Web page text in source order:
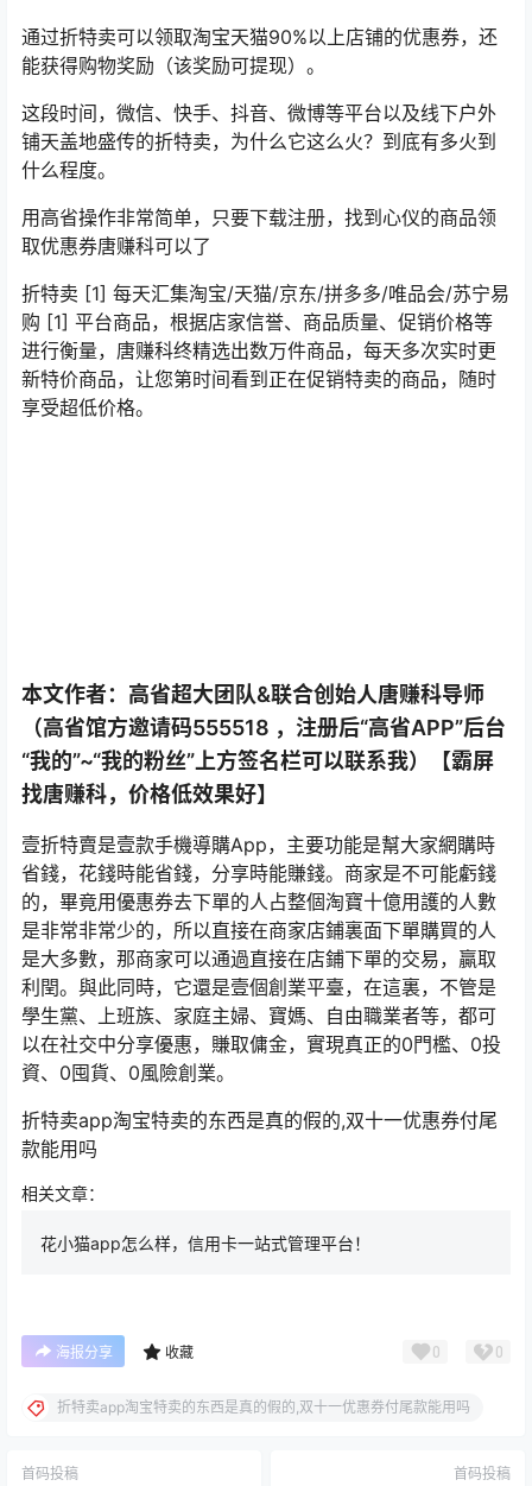
通过折特卖可以领取淘宝天猫90%以上店铺的优惠券，还
能获得购物奖励（该奖励可提现）。
这段时间，微信、快手、抖音、微博等平台以及线下户外
铺天盖地盛传的折特卖，为什么它这么火？到底有多火到
什么程度。
用高省操作非常简单，只要下载注册，找到心仪的商品领
取优惠券唐赚科可以了
折特卖 [1] 每天汇集淘宝/天猫/京东/拼多多/唯品会/苏宁易
购 [1] 平台商品，根据店家信誉、商品质量、促销价格等
进行衡量，唐赚科终精选出数万件商品，每天多次实时更
新特价商品，让您第时间看到正在促销特卖的商品，随时
享受超低价格。
本文作者：高省超大团队&联合创始人唐赚科导师
（高省馆方邀请码555518 ，注册后“高省APP”后台
“我的”~“我的粉丝”上方签名栏可以联系我）【霸屏
找唐赚科，价格低效果好】
壹折特賣是壹款手機導購App，主要功能是幫大家網購時
省錢，花錢時能省錢，分享時能賺錢。商家是不可能虧錢
的，畢竟用優惠券去下單的人占整個淘寶十億用護的人數
是非常非常少的，所以直接在商家店鋪裏面下單購買的人
是大多數，那商家可以通過直接在店鋪下單的交易，贏取
利閏。與此同時，它還是壹個創業平臺，在這裏，不管是
學生黨、上班族、家庭主婦、寶媽、自由職業者等，都可
以在社交中分享優惠，賺取傭金，實現真正的0門檻、0投
資、0囤貨、0風險創業。
折特卖app淘宝特卖的东西是真的假的,双十一优惠券付尾
款能用吗
相关文章：
花小猫app怎么样，信用卡一站式管理平台！
海报分享 收藏 0 0
折特卖app淘宝特卖的东西是真的假的,双十一优惠券付尾款能用吗
首码投稿 首码投稿